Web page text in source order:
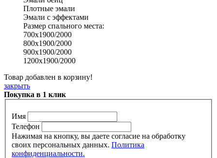
Плотные эмали
Эмали с эффектами
Размер спального места:
700х1900/2000
800х1900/2000
900х1900/2000
1200х1900/2000
Товар добавлен в корзину!
закрыть
Покупка в 1 клик
Имя
Телефон
Нажимая на кнопку, вы даете согласие на обработку
своих персональных данных. Политика
конфиденциальности.